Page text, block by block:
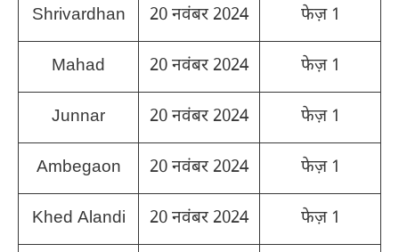
Shrivardhan 20 नवंबर 2024 फेज़ 1
Mahad 20 नवंबर 2024 फेज़ 1
Junnar 20 नवंबर 2024 फेज़ 1
Ambegaon 20 नवंबर 2024 फेज़ 1
Khed Alandi 20 नवंबर 2024 फेज़ 1